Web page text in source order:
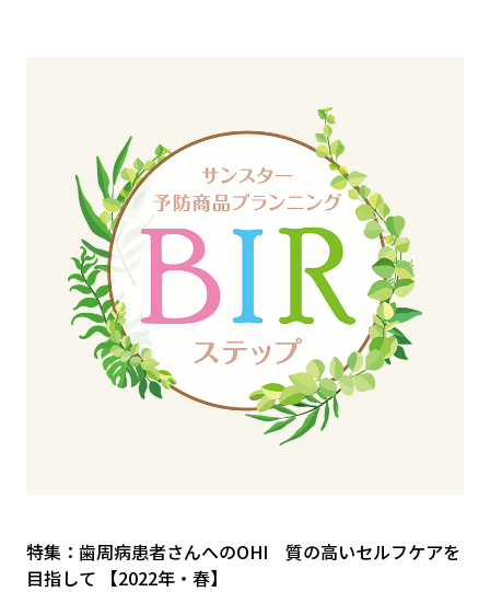
特集：歯周病患者さんへのOHI 質の高いセルフケアを
目指して 【2022年・春】